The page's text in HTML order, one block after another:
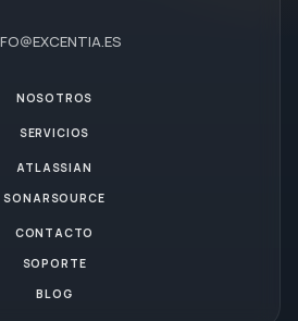
NOSOTROS
SERVICIOS
ATLASSIAN
SONARSOURCE
CONTACTO
SOPORTE
BLOG